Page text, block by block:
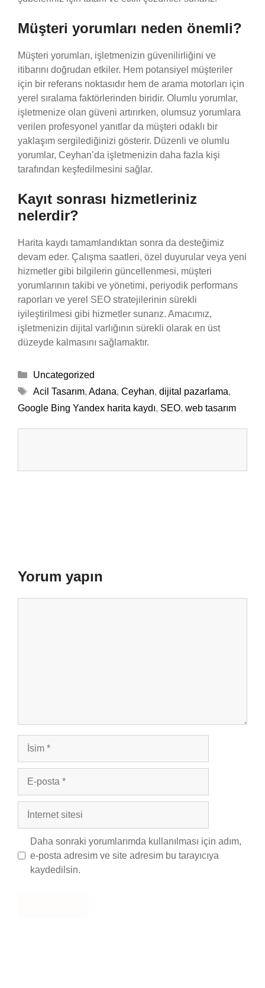
Müşteri yorumları neden önemli?
Müşteri yorumları, işletmenizin güvenilirliğini ve
itibarını doğrudan etkiler. Hem potansiyel müşteriler
için bir referans noktasıdır hem de arama motorları için
yerel sıralama faktörlerinden biridir. Olumlu yorumlar,
işletmenize olan güveni artırırken, olumsuz yorumlara
verilen profesyonel yanıtlar da müşteri odaklı bir
yaklaşım sergilediğinizi gösterir. Düzenli ve olumlu
yorumlar, Ceyhan’da işletmenizin daha fazla kişi
tarafından keşfedilmesini sağlar.
Kayıt sonrası hizmetleriniz
nelerdir?
Harita kaydı tamamlandıktan sonra da desteğimiz
devam eder. Çalışma saatleri, özel duyurular veya yeni
hizmetler gibi bilgilerin güncellenmesi, müşteri
yorumlarının takibi ve yönetimi, periyodik performans
raporları ve yerel SEO stratejilerinin sürekli
iyileştirilmesi gibi hizmetler sunarız. Amacımız,
işletmenizin dijital varlığının sürekli olarak en üst
düzeyde kalmasını sağlamaktır.
Kategoriler
Uncategorized
Etiketler
Acil Tasarım, Adana, Ceyhan, dijital pazarlama,
Google Bing Yandex harita kaydı, SEO, web tasarım
Yorum yapın
İsim
posta
İnternet
Daha sonraki yorumlarımda kullanılması için adım,
e-posta adresim ve site adresim bu tarayıcıya
kaydedilsin.